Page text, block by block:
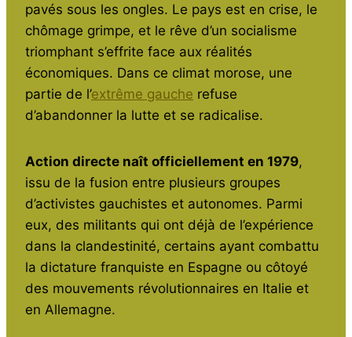
pavés sous les ongles. Le pays est en crise, le
chômage grimpe, et le rêve d’un socialisme
triomphant s’effrite face aux réalités
économiques. Dans ce climat morose, une
partie de l’extrême gauche refuse
d’abandonner la lutte et se radicalise.
Action directe naît officiellement en 1979,
issu de la fusion entre plusieurs groupes
d’activistes gauchistes et autonomes. Parmi
eux, des militants qui ont déjà de l’expérience
dans la clandestinité, certains ayant combattu
la dictature franquiste en Espagne ou côtoyé
des mouvements révolutionnaires en Italie et
en Allemagne.